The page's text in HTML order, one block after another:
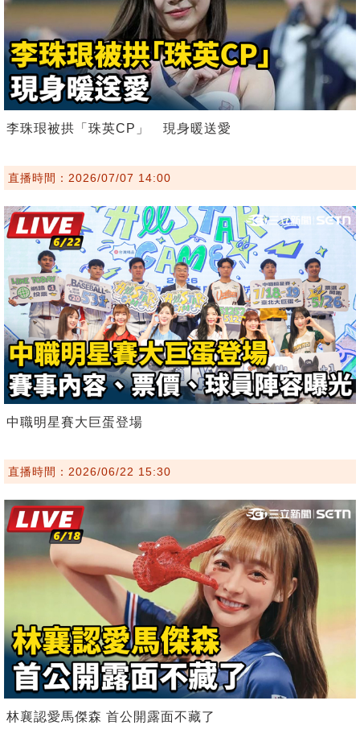
李珠珢被拱「珠英CP」 現身暖送愛
直播時間：2026/07/07 14:00
中職明星賽大巨蛋登場
直播時間：2026/06/22 15:30
林襄認愛馬傑森 首公開露面不藏了